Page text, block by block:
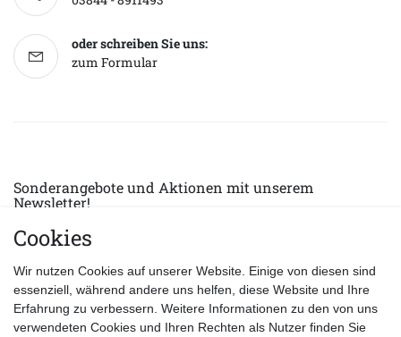
oder schreiben Sie uns:
zum Formular
Sonderangebote und Aktionen mit unserem
Newsletter!
E-MAIL *
Datenschutzerklärung
Cookies
Wir nutzen Cookies auf unserer Website. Einige von diesen sind
essenziell, während andere uns helfen, diese Website und Ihre
Erfahrung zu verbessern. Weitere Informationen zu den von uns
verwendeten Cookies und Ihren Rechten als Nutzer finden Sie